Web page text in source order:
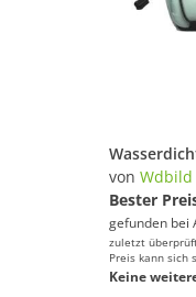
von Wdbild
Bester
gefunden bei
zuletzt
Preis kann sich
Keine